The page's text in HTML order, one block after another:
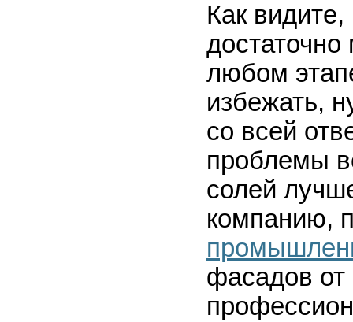
Как
достаточно
любом
избежать,
со всей
проблемы
солей
компанию,
фасадов от